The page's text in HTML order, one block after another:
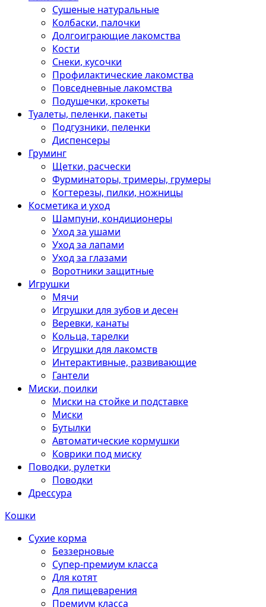
Сушеные натуральные
Колбаски, палочки
Долгоиграющие лакомства
Кости
Снеки, кусочки
Профилактические лакомства
Повседневные лакомства
Подушечки, крокеты
Туалеты, пеленки, пакеты
Подгузники, пеленки
Диспенсеры
Груминг
Щетки, расчески
Фурминаторы, тримеры, грумеры
Когтерезы, пилки, ножницы
Косметика и уход
Шампуни, кондиционеры
Уход за ушами
Уход за лапами
Уход за глазами
Воротники защитные
Игрушки
Мячи
Игрушки для зубов и десен
Веревки, канаты
Кольца, тарелки
Игрушки для лакомств
Интерактивные, развивающие
Гантели
Миски, поилки
Миски на стойке и подставке
Миски
Бутылки
Автоматические кормушки
Коврики под миску
Поводки, рулетки
Поводки
Дрессура
Кошки
Сухие корма
Беззерновые
Супер-премиум класса
Для котят
Для пищеварения
Премиум класса